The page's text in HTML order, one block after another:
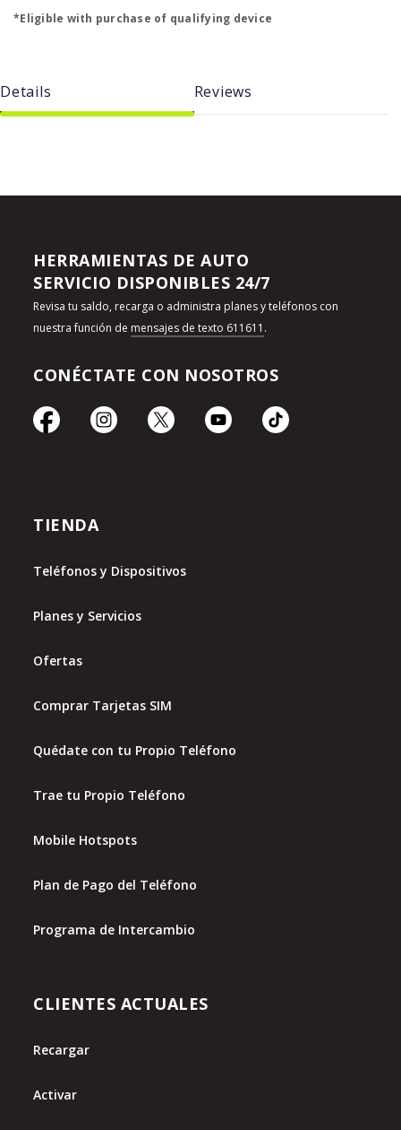
*Eligible with purchase of qualifying device
Details Reviews
HERRAMIENTAS DE AUTO
SERVICIO DISPONIBLES 24/7
Revisa tu saldo, recarga o administra planes y teléfonos con
nuestra función de mensajes de texto 611611 .
CONÉCTATE CON NOSOTROS
TIENDA
Teléfonos y Dispositivos
Planes y Servicios
Ofertas
Comprar Tarjetas SIM
Quédate con tu Propio Teléfono
Trae tu Propio Teléfono
Mobile Hotspots
Plan de Pago del Teléfono
Programa de Intercambio
CLIENTES ACTUALES
Recargar
Activar